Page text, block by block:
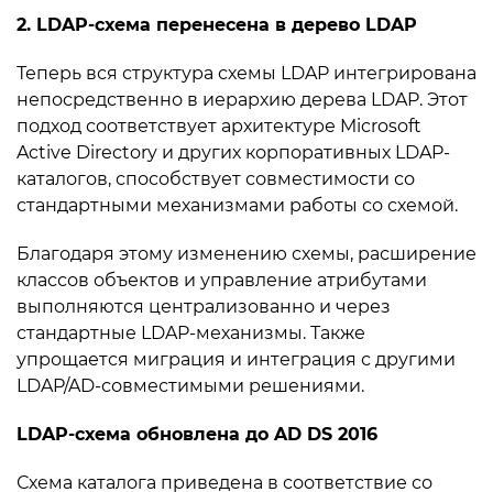
2. LDAP-схема перенесена в дерево LDAP
Теперь вся структура схемы LDAP интегрирована
непосредственно в иерархию дерева LDAP. Этот
подход соответствует архитектуре Microsoft
Active Directory и других корпоративных LDAP-
каталогов, способствует совместимости со
стандартными механизмами работы со схемой.
Благодаря этому изменению схемы, расширение
классов объектов и управление атрибутами
выполняются централизованно и через
стандартные LDAP-механизмы. Также
упрощается миграция и интеграция с другими
LDAP/AD-совместимыми решениями.
LDAP-схема обновлена до AD DS 2016
Схема каталога приведена в соответствие со